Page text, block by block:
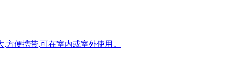
便携带,可在室内或室外使用。